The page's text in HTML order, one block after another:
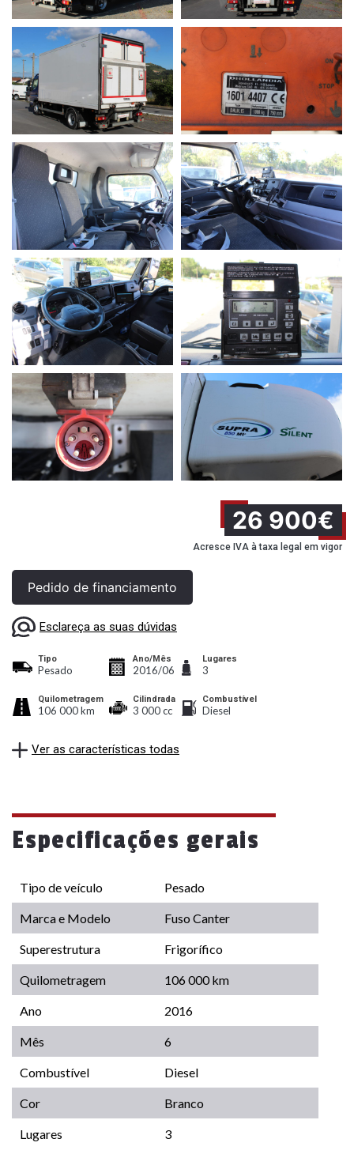
26 900€
Acresce IVA à taxa legal em vigor
Pedido de financiamento
Esclareça as suas dúvidas
Tipo
Pesado
Quilometragem
106 000 km
Ano/Mês
2016/06
Cilindrada
3 000 cc
Lugares
3
Combustível
Diesel
Ver as características todas
Especificações gerais
Tipo de veículo Pesado
Marca e Modelo Fuso Canter
Superestrutura Frigorífico
Quilometragem 106 000 km
Ano 2016
Mês 6
Combustível Diesel
Cor Branco
Lugares 3